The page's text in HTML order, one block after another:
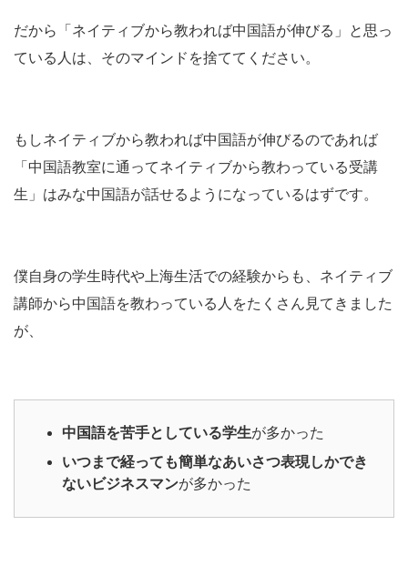
だから「ネイティブから教われば中国語が伸びる」と思っ
ている人は、そのマインドを捨ててください。
もしネイティブから教われば中国語が伸びるのであれば
「中国語教室に通ってネイティブから教わっている受講
生」はみな中国語が話せるようになっているはずです。
僕自身の学生時代や上海生活での経験からも、ネイティブ
講師から中国語を教わっている人をたくさん見てきました
が、
中国語を苦手としている学生が多かった
いつまで経っても簡単なあいさつ表現しかでき
ないビジネスマンが多かった